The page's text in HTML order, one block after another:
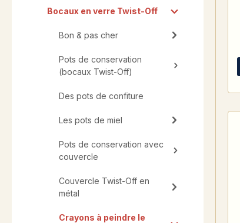
Bocaux en verre Twist-Off
Bon & pas cher
Pots de conservation
(bocaux Twist-Off)
Des pots de confiture
Les pots de miel
Pots de conservation avec
couvercle
Couvercle Twist-Off en
métal
Crayons à peindre le